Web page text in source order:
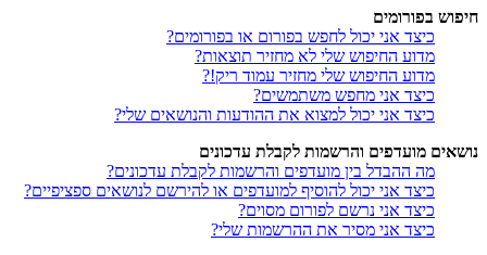
חיפוש בפורומים
כיצד אני יכול לחפש בפורום או בפורומים?
מדוע החיפוש שלי לא מחזיר תוצאות?
מדוע החיפוש שלי מחזיר עמוד ריק!?
כיצד אני מחפש משתמשים?
כיצד אני יכול למצוא את ההודעות והנושאים שלי?
נושאים מועדפים והרשמות לקבלת עדכונים
מה ההבדל בין מועדפים והרשמות לקבלת עדכונים?
כיצד אני יכול להוסיף למועדפים או להירשם לנושאים ספציפיים?
כיצד אני נרשם לפורום מסוים?
כיצד אני מסיר את ההרשמות שלי?